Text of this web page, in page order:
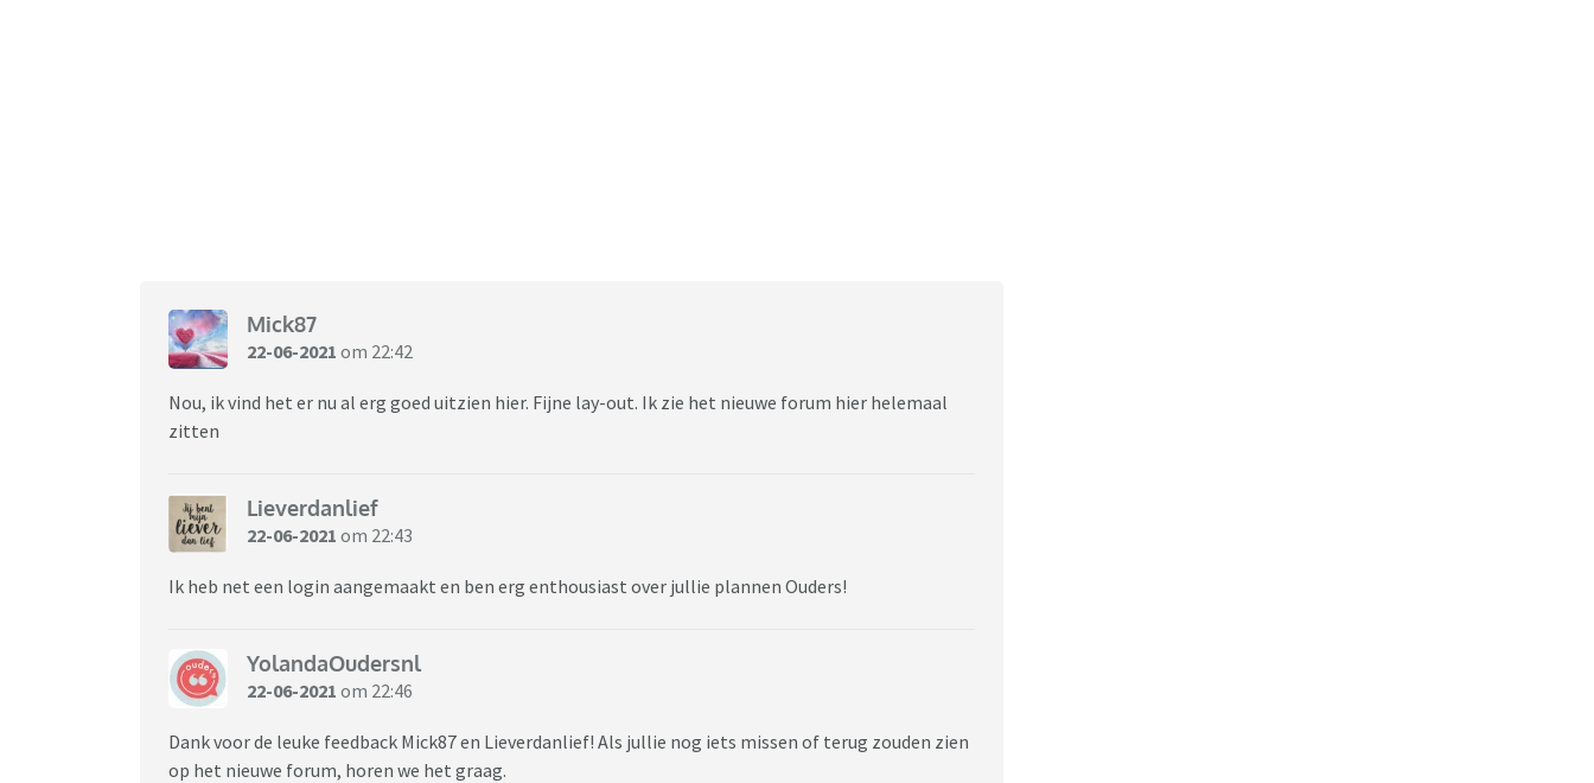
Mick87
22-06-2021 om 22:42
Nou, ik vind het er nu al erg goed uitzien hier. Fijne lay-out. Ik zie het nieuwe forum hier helemaal
zitten
Lieverdanlief
22-06-2021 om 22:43
Ik heb net een login aangemaakt en ben erg enthousiast over jullie plannen Ouders!
YolandaOudersnl
22-06-2021 om 22:46
Dank voor de leuke feedback Mick87 en Lieverdanlief! Als jullie nog iets missen of terug zouden zien
op het nieuwe forum, horen we het graag.